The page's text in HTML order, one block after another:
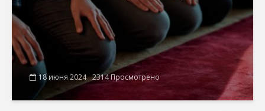
18 июня 2024 2314 Просмотрено